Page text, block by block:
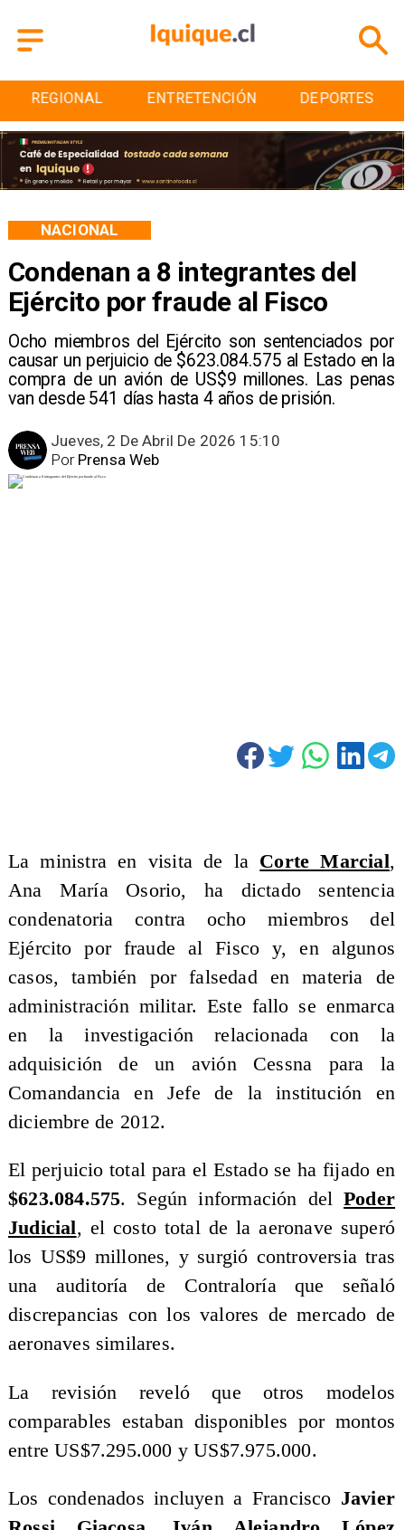
REGIONAL ENTRETENCIÓN DEPORTES
Condenan a 8 integrantes del
Ejército por fraude al Fisco
Ocho miembros del Ejército son sentenciados por
causar un perjuicio de $623.084.575 al Estado en la
compra de un avión de US$9 millones. Las penas
van desde 541 días hasta 4 años de prisión.
NACIONAL
Jueves, 2 De Abril De 2026 15:10
Prensa Web
Por
La ministra en visita de la Corte Marcial,
Ana María Osorio, ha dictado sentencia
condenatoria contra ocho miembros del
Ejército por fraude al Fisco y, en algunos
casos, también por falsedad en materia de
administración militar. Este fallo se enmarca
en la investigación relacionada con la
adquisición de un avión Cessna para la
Comandancia en Jefe de la institución en
diciembre de 2012.
El perjuicio total para el Estado se ha fijado en
$623.084.575. Según información delPoder
Judicial, el costo total de la aeronave superó
los US$9 millones, y surgió controversia tras
una auditoría de Contraloría que señaló
discrepancias con los valores de mercado de
aeronaves similares.
La revisión reveló que otros modelos
comparables estaban disponibles por montos
entre US$7.295.000 y US$7.975.000.
Los condenados incluyen a Francisco Javier